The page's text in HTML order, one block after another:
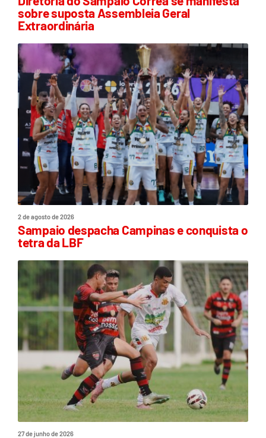
sobre suposta Assembleia Geral
Extraordinária
2 de agosto de 2026
Sampaio despacha Campinas e conquista o
tetra da LBF
27 de junho de 2026